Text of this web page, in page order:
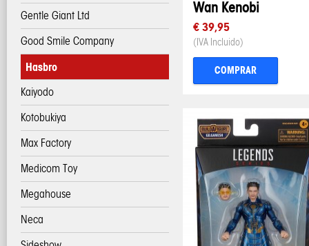
Gentle Giant Ltd
Good Smile Company
Hasbro
Kaiyodo
Kotobukiya
Max Factory
Medicom Toy
Megahouse
Neca
Wan Kenobi
€ 39,95
(IVA Incluido)
COMPRAR